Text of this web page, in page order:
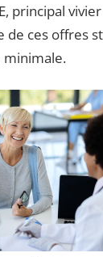
principal
de ces offres
minimale.